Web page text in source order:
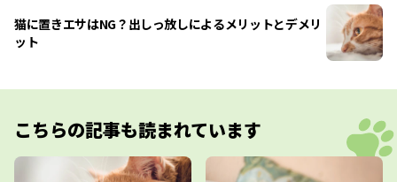
猫に置きエサはNG？出しっ放しによるメリットとデメリ
ット
こちらの記事も読まれています